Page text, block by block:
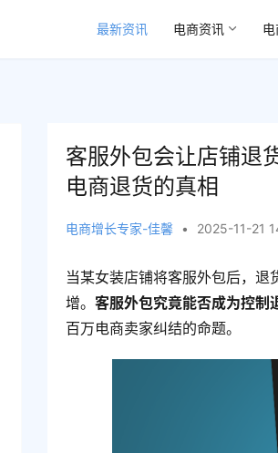
最新资讯 电商资讯
客服外包会让店铺退
电商退货的真相
电商增长专家-佳馨 • 2025-11-21
当某女装店铺将客服外包后，退
增。客服外包究竟能否成为控制
百万电商卖家纠结的命题。